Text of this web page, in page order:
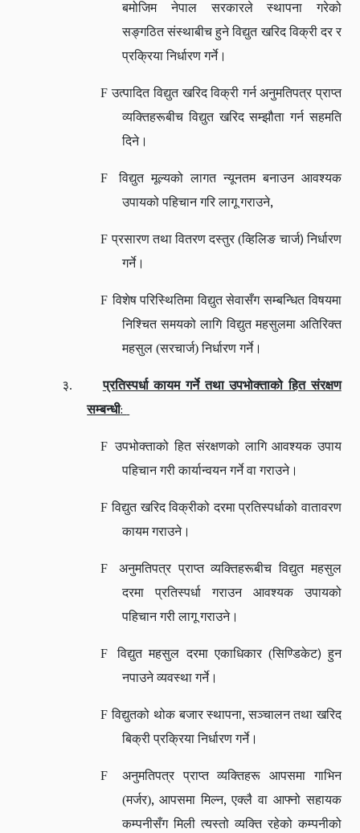
बमोजिम नेपाल सरकारले स्थापना गरेको
सङ्गठित संस्थाबीच हुने विद्युत खरिद विक्री दर र
प्रक्रिया निर्धारण गर्ने।
F उत्पादित विद्युत खरिद विक्री गर्न अनुमतिपत्र प्राप्त
व्यक्तिहरूबीच विद्युत खरिद सम्झौता गर्न सहमति
दिने।
F
विद्युत मूल्यको लागत न्यूनतम बनाउन आवश्यक
उपायको पहिचान गरि लागू गराउने,
F प्रसारण तथा वितरण दस्तुर (व्हिलिङ चार्ज)निर्धारण
गर्ने।
F विशेष परिस्थितिमा विद्युत सेवासँग सम्बन्धित विषयमा
निश्चित समयको लागि विद्युत महसुलमा अतिरिक्त
महसुल (सरचार्ज) निर्धारण गर्ने।
३.
प्रतिस्पर्धा कायम गर्ने तथा उपभोक्ताको हित संरक्षण
सम्बन्धी:
F उपभोक्ताको हित संरक्षणको लागि आवश्यक उपाय
पहिचान गरी कार्यान्वयन गर्ने वा गराउने।
F विद्युत खरिद विक्रीको दरमा प्रतिस्पर्धाको वातावरण
कायम गराउने।
F
अनुमतिपत्र प्राप्त व्यक्तिहरूबीच विद्युत महसुल
दरमा प्रतिस्पर्धा गराउन आवश्यक उपायको
पहिचान गरी लागू गराउने।
F विद्युत महसुल दरमा एकाधिकार (सिण्डिकेट)हुन
नपाउने व्यवस्था गर्ने।
F विद्युतको थोक बजार स्थापना,सञ्चालन तथा खरिद
बिक्री प्रक्रिया निर्धारण गर्ने।
F
अनुमतिपत्र प्राप्त व्यक्तिहरू आपसमा गाभिन
(मर्जर),आपसमा मिल्न,एक्लै वा आफ्नो सहायक
कम्पनीसँग मिली त्यस्तो व्यक्ति रहेको कम्पनीको